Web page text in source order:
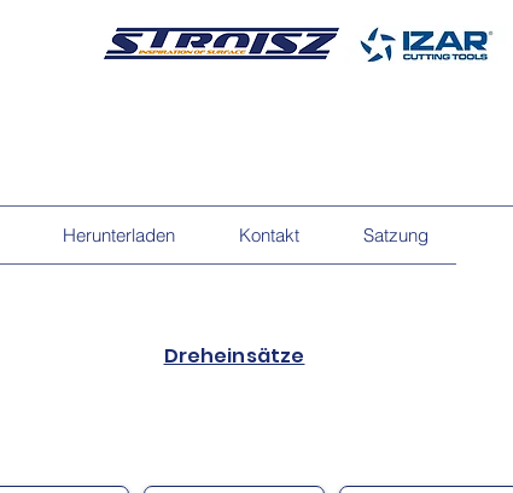
Herunterladen Kontakt Satzung
Dreheinsätze